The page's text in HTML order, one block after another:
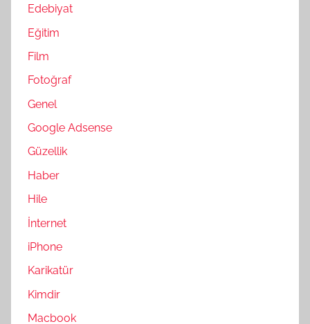
Edebiyat
Eğitim
Film
Fotoğraf
Genel
Google Adsense
Güzellik
Haber
Hile
İnternet
iPhone
Karikatür
Kimdir
Macbook